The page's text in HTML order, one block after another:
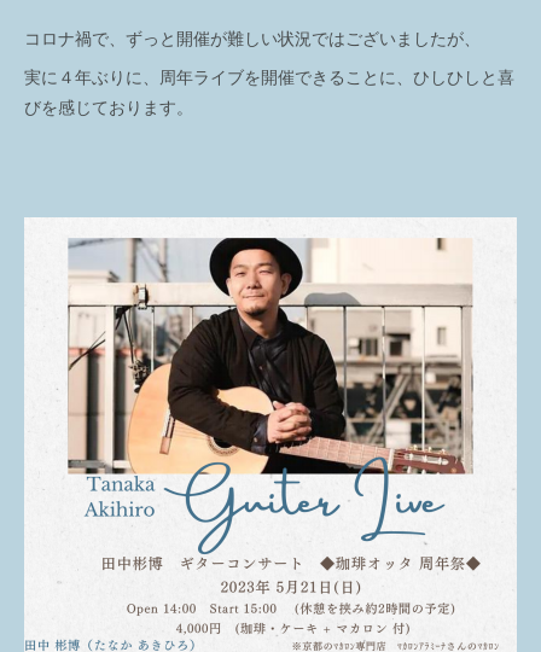
コロナ禍で、ずっと開催が難しい状況ではございましたが、
実に４年ぶりに、周年ライブを開催できることに、ひしひしと喜
びを感じております。